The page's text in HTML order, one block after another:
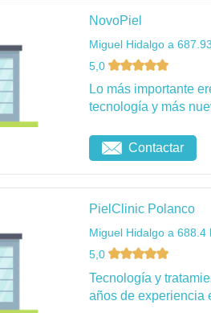
NovoPiel
Miguel Hidalgo a
5,0
Lo más importante
tecnología y más
Contactar
PielClinic Polanco
Miguel Hidalgo a
5,0
Tecnología y
años de experiencia